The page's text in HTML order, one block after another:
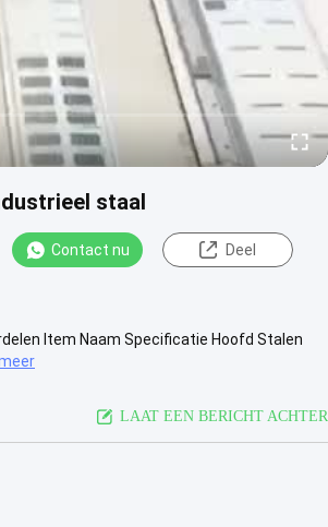
staal
Contact nu Deel
Item Naam Specificatie Hoofd Stalen
LAAT EEN BERICHT ACHTER